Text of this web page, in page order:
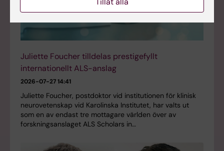
Juliette Foucher tilldelas prestigefyllt
internationellt ALS-anslag
2026-07-27 14:41
Juliette Foucher, postdoktor vid institutionen för klinisk
neurovetenskap vid Karolinska Institutet, har valts ut
som en av endast tre mottagare världen över av
forskningsanslaget ALS Scholars in…